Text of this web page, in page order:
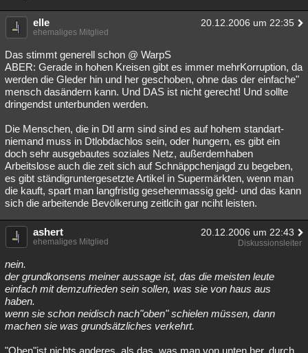
elle 20.12.2006 um 22:35
ehemaliges Mitglied
Das stimmt generell schon @ WarpS
ABER: Gerade in hohen Kreisen gibt es immer mehrKorruption, da
werden die Gleder hin und her geschoben, ohne das der einfache"
mensch dasändern kann. Und DAS ist nicht gerecht! Und sollte
dringendst unterbunden werden.
Die Menschen, die in Dtl arm sind sind es auf hohem standart-
niemand muss in Dtlobdachlos sein, oder hungern, es gibt ein
doch sehr ausgebautes soziales Netz, außerdemhaben
Arbeitslose auch die zeit sich auf Schnäppchenjagd zu begeben,
es gibt ständigruntergesetzte Artikel in Supermärkten, wenn man
die kauft, spart man langfristig gesehenmassig geld- und das kann
sich die arbeitende Bevölkerung zeitlcih gar nciht leisten.
ashert 20.12.2006 um 22:43
ehemaliges Mitglied Diskussionsleiter
nein.
der grundkonsens meiner aussage ist, das die meisten leute
einfach mit demzufrieden sein sollen, was sie von haus aus
haben.
wenn sie schon neidisch nach"oben" schielen müssen, dann
machen sie was grundsätzliches verkehrt.
"Oben"ist nichts anderes, als das, was man von unten her, durch